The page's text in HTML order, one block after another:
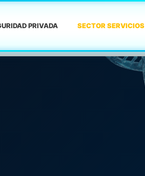
PRIVADA SECTOR SERVICIOS